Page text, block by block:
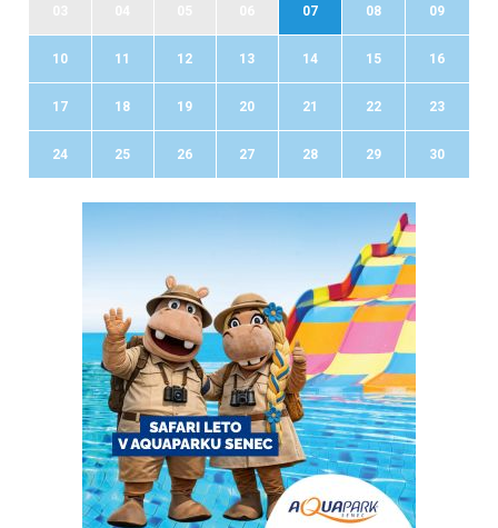
07 08 09
10 11 12 13 14 15 16
17 18 19 20 21 22 23
24 25 26 27 28 29 30